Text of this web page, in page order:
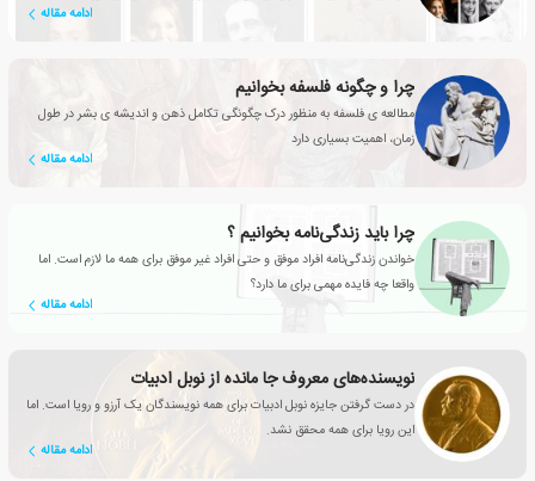
ادامه مقاله
چرا و چگونه فلسفه بخوانیم
مطالعه ی فلسفه به منظور درک چگونگی تکامل ذهن و اندیشه ی بشر در طول
زمان، اهمیت بسیاری دارد
ادامه مقاله
چرا باید زندگی‌نامه بخوانیم ؟
خواندن زندگی‌نامه افراد موفق و حتی افراد غیر موفق برای همه ما لازم است. اما
واقعا چه فایده مهمی برای ما دارد؟
ادامه مقاله
نویسنده‌های معروف جا مانده از نوبل ادبیات
در دست گرفتن جایزه نوبل ادبیات برای همه نویسندگان یک آرزو و رویا است. اما
این رویا برای همه محقق نشد.
ادامه مقاله